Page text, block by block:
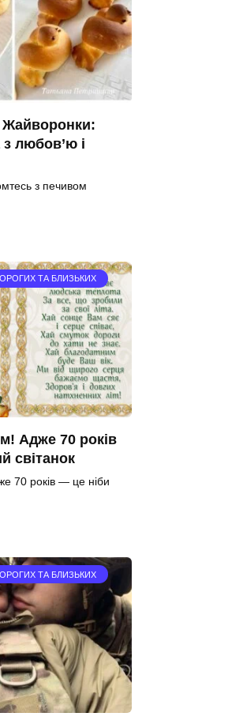
Жайворонки:
любов’ю і
з печивом
ТА БЛИЗЬКИХ
Адже 70 років
світанок
70 років — це ніби
ТА БЛИЗЬКИХ